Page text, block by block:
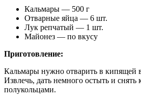
Кальмары — 500 г
Отварные яйца — 6 шт.
Лук репчатый — 1 шт.
Майонез — по вкусу
Приготовление:
Кальмары нужно отварить в кипящей
Извлечь, дать немного остыть и снять
полукольцами.